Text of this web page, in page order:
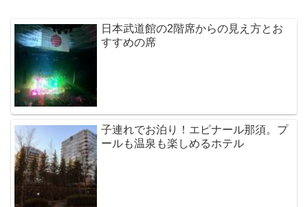
日本武道館の2階席からの見え方とお
すすめの席
子連れでお泊り！エピナール那須。プ
ールも温泉も楽しめるホテル